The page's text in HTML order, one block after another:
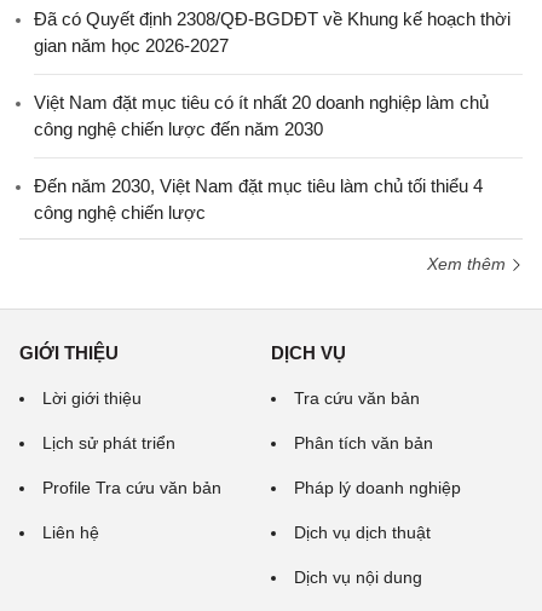
Đã có Quyết định 2308/QĐ-BGDĐT về Khung kế hoạch thời
gian năm học 2026-2027
Việt Nam đặt mục tiêu có ít nhất 20 doanh nghiệp làm chủ
công nghệ chiến lược đến năm 2030
Đến năm 2030, Việt Nam đặt mục tiêu làm chủ tối thiểu 4
công nghệ chiến lược
Xem thêm
GIỚI THIỆU
Lời giới thiệu
Lịch sử phát triển
Profile Tra cứu văn bản
Liên hệ
DỊCH VỤ
Tra cứu văn bản
Phân tích văn bản
Pháp lý doanh nghiệp
Dịch vụ dịch thuật
Dịch vụ nội dung